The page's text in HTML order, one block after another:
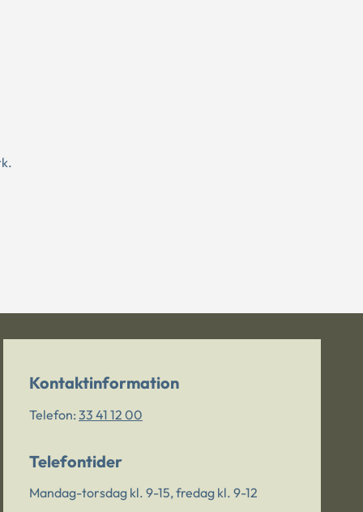
Kontaktinformation
Telefon: 33 41 12 00
Telefontider
Mandag-torsdag kl. 9-15, fredag kl. 9-12